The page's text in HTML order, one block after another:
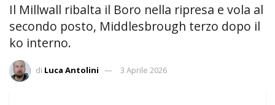
Il Millwall ribalta il Boro nella ripresa e vola al
secondo posto, Middlesbrough terzo dopo il
ko interno.
di Luca Antolini 3 Aprile 2026